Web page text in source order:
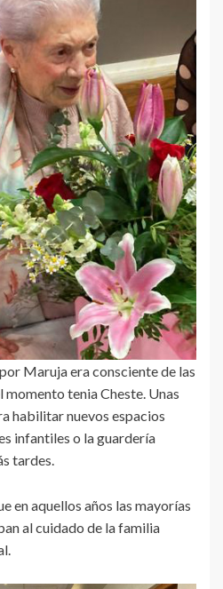
Maruja era consciente de las
momento tenia Cheste. Unas
habilitar nuevos espacios
infantiles o la guardería
tardes.
en aquellos años las mayorías
al cuidado de la familia